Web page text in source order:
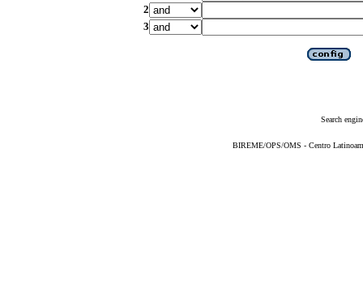
2
3
Search
BIREME/OPS/OMS - Centro